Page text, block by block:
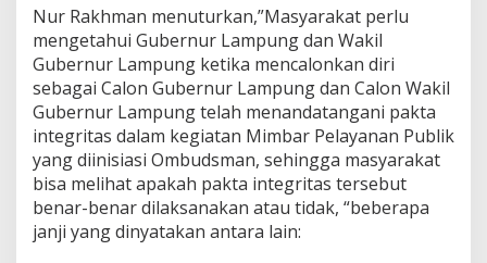
Nur Rakhman menuturkan,”Masyarakat perlu
mengetahui Gubernur Lampung dan Wakil
Gubernur Lampung ketika mencalonkan diri
sebagai Calon Gubernur Lampung dan Calon Wakil
Gubernur Lampung telah menandatangani pakta
integritas dalam kegiatan Mimbar Pelayanan Publik
yang diinisiasi Ombudsman, sehingga masyarakat
bisa melihat apakah pakta integritas tersebut
benar-benar dilaksanakan atau tidak, “beberapa
janji yang dinyatakan antara lain: